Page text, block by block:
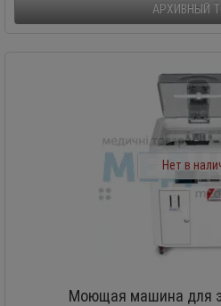
АРХИВНЫЙ
Нет в
Моющая машина для